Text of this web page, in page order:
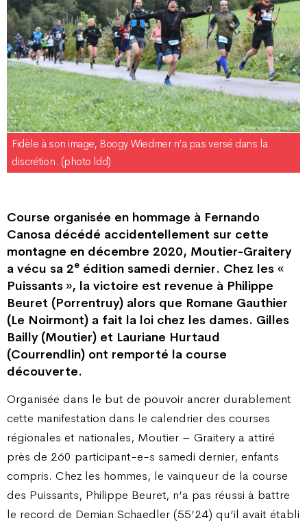
Fidèle à son image, Boogy Wiedmer n’a pas versé dans la
discrétion. (photo ldd)
Course organisée en hommage à Fernando
Canosa décédé accidentellement sur cette
montagne en décembre 2020, Moutier-Graitery
a vécu sa 2e édition samedi dernier. Chez les «
Puissants », la victoire est revenue à Philippe
Beuret (Porrentruy) alors que Romane Gauthier
(Le Noirmont) a fait la loi chez les dames. Gilles
Bailly (Moutier) et Lauriane Hurtaud
(Courrendlin) ont remporté la course
découverte.
Organisée dans le but de pouvoir ancrer durablement
cette manifestation dans le calendrier des courses
régionales et nationales, Moutier – Graitery a attiré
près de 260 participant-e-s samedi dernier, enfants
compris. Chez les hommes, le vainqueur de la course
des Puissants, Philippe Beuret, n’a pas réussi à battre
le record de Demian Schaedler (55’24) qu’il avait établi